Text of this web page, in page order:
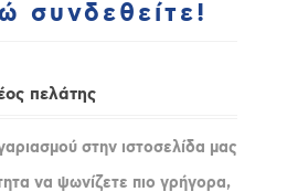
συνδεθείτε!
πελάτης
στην ιστοσελίδα μας
να ψωνίζετε πιο γρήγορα,